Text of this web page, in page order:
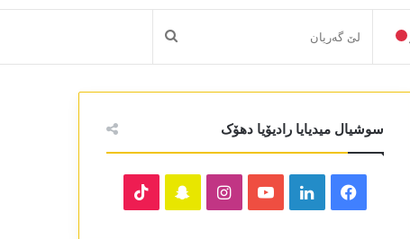
لێ
گەریان
سوشیال میدیایا رادیۆیا دھۆک
Facebook
LinkedIn
YouTube
Instagram
Snapchat